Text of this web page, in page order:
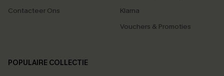
Contacteer Ons
Klarna
Vouchers & Promoties
POPULAIRE COLLECTIE